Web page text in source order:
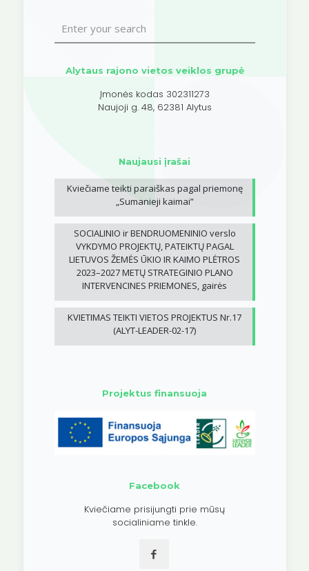
Alytaus rajono vietos veiklos grupė
Įmonės kodas 302311273
Naujoji g. 48, 62381 Alytus
Naujausi įrašai
Kviečiame teikti paraiškas pagal priemonę
„Sumanieji kaimai”
SOCIALINIO ir BENDRUOMENINIO verslo
VYKDYMO PROJEKTŲ, PATEIKTŲ PAGAL
LIETUVOS ŽEMĖS ŪKIO IR KAIMO PLĖTROS
2023–2027 METŲ STRATEGINIO PLANO
INTERVENCINES PRIEMONES, gairės
KVIETIMAS TEIKTI VIETOS PROJEKTUS Nr.17
(ALYT-LEADER-02-17)
Projektus finansuoja
Facebook
Kviečiame prisijungti prie mūsų
socialiniame tinkle.